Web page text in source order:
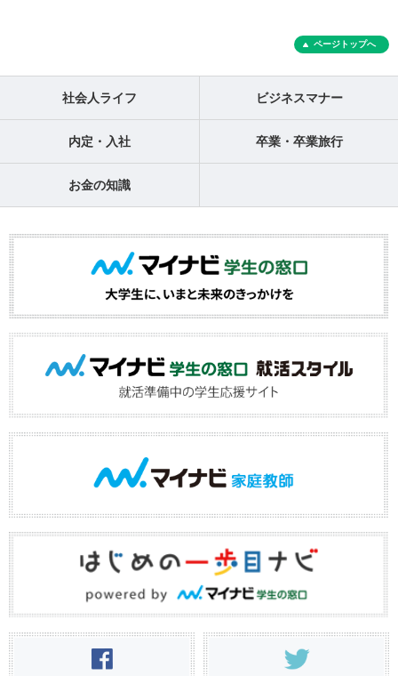
ページトップへ
社会人ライフ ビジネスマナー
内定・入社 卒業・卒業旅行
お金の知識